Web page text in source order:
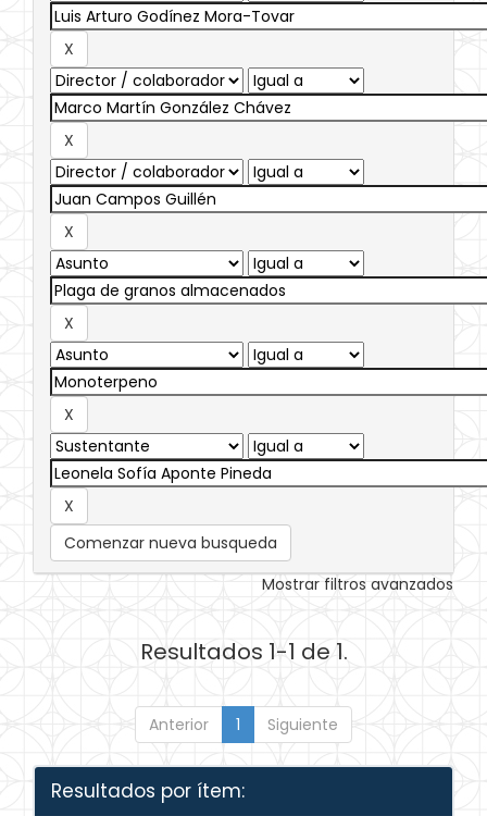
Comenzar nueva busqueda
Mostrar filtros avanzados
Resultados 1-1 de 1.
Anterior 1 Siguiente
Resultados por ítem: